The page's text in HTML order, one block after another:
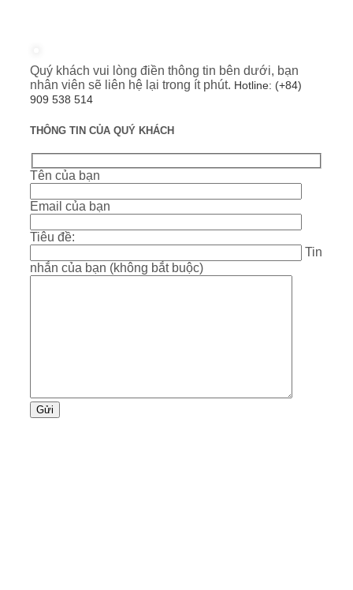
Quý khách vui lòng điền thông tin bên dưới, bạn
nhân viên sẽ liên hệ lại trong ít phút. Hotline: (+84)
909 538 514
THÔNG TIN CỦA QUÝ KHÁCH
Tên của bạn
Email của bạn
Tiêu đề:
Tin
nhắn của bạn (không bắt buộc)